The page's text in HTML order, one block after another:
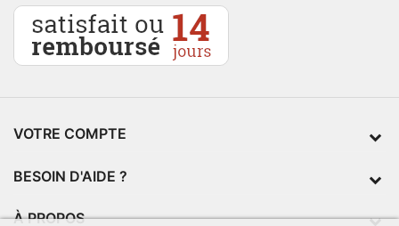
VOTRE COMPTE
BESOIN D'AIDE ?
À PROPOS